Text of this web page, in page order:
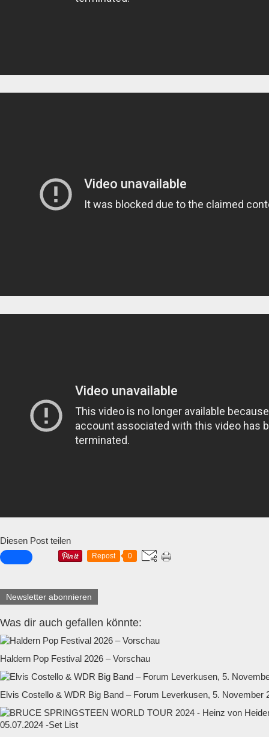
Diesen Post teilen
Repost 0
Newsletter abonnieren
Was dir auch gefallen könnte:
Haldern Pop Festival 2026 – Vorschau
Elvis Costello & WDR Big Band – Forum Leverkusen, 5. November